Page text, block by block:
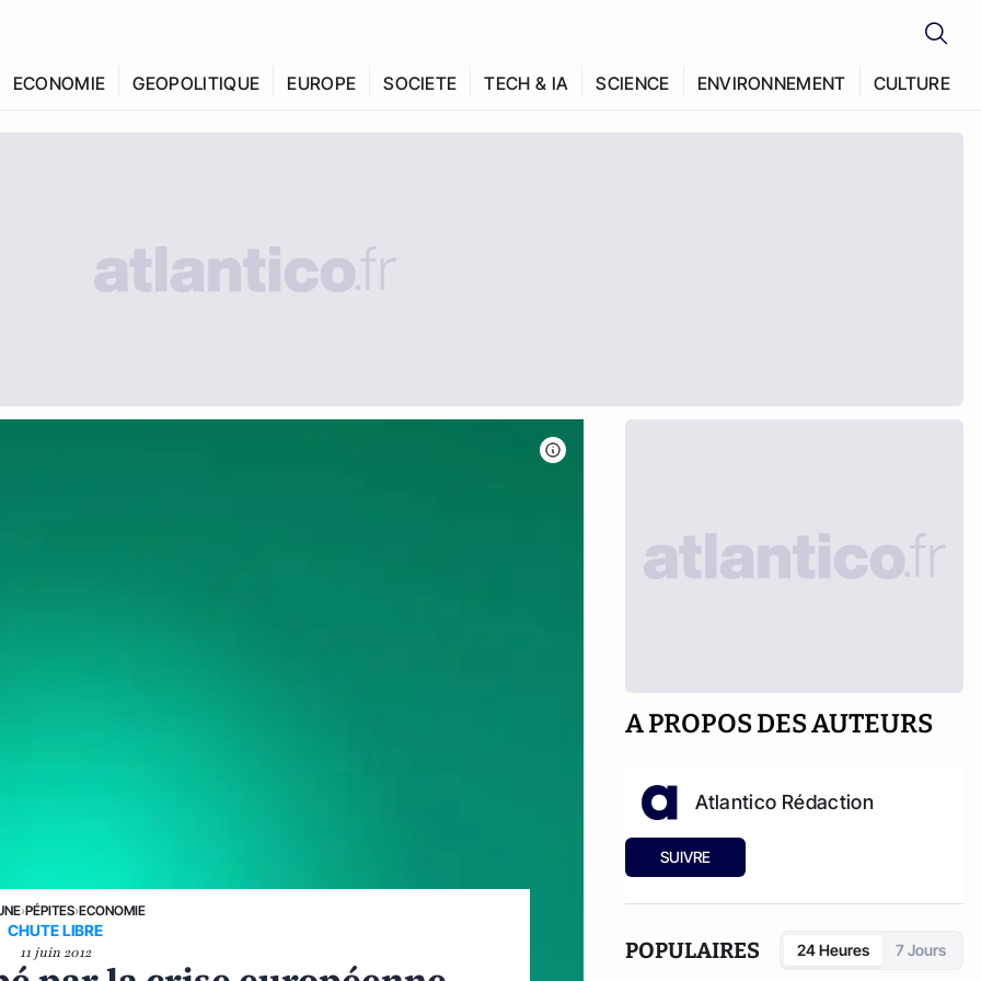
ECONOMIE GEOPOLITIQUE EUROPE SOCIETE TECH & IA SCIENCE ENVIRONNEMENT CULTURE
›PÉPITES›ECONOMIE
CHUTE LIBRE
11 juin 2012
A PROPOS DES AUTEURS
Atlantico Rédaction
SUIVRE
POPULAIRES 24 Heures 7 Jours